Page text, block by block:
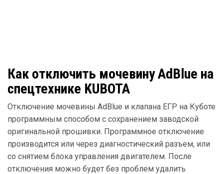
Как отключить мочевину AdBlue на
спецтехнике KUBOTA
Отключение мочевины AdBlue и клапана ЕГР на Куботе
программным способом с сохранением заводской
оригинальной прошивки. Программное отключение
производится или через диагностический разъем, или
со снятием блока управления двигателем. После
отключения можно будет без проблем удалить